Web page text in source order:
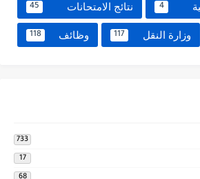
4 نتائج الامتحانات 45
وزارة النقل 117 وظائف 118
733
17
68